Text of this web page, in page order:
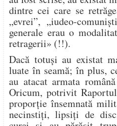
dintre cei care se
„evrei”, „iudeo-
generale erau o
retragerii» (!!).
Dacă totuși au existat
luate în seamă; în plus,
au atacat armata
Oricum, potrivit
proporție însemnată
necinstiți, lipsiți de